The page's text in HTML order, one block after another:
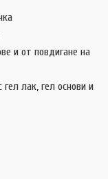
и от повдигане на
лак, гел основи и